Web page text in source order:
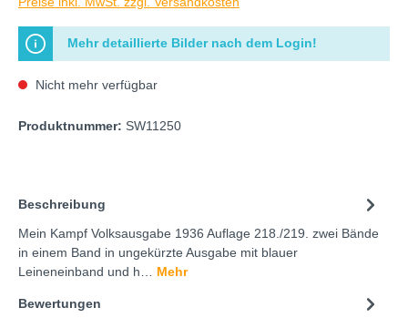
Mehr detaillierte Bilder nach dem Login!
Nicht mehr verfügbar
Produktnummer: SW11250
Beschreibung
Mein Kampf Volksausgabe 1936 Auflage 218./219. zwei Bände
in einem Band in ungekürzte Ausgabe mit blauer
Leineneinband und h… Mehr
Bewertungen